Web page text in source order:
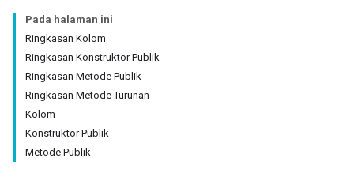
Pada halaman ini
Ringkasan Kolom
Ringkasan Konstruktor Publik
Ringkasan Metode Publik
Ringkasan Metode Turunan
Kolom
Konstruktor Publik
Metode Publik